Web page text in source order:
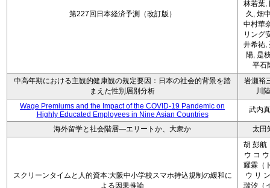
第227回日本経済予測（改訂版）
林若葉,
久, 畑
中村華
リング
井希祐,
陽, 是
平石
中高年期における主観的健康観の規定要因：日本の社会的背景を踏
まえた性別層別分析
岩瀬裕
川
Wage Premiums and the Impact of the COVID‑19 Pandemic on
Highly Educated Employees in Nine Asian Countries
武内
海外留学と社会階層―エリートか、大衆か 太田
スクリーンタイムと人的資本:大阪中小学校スマホ持込規制の緩和に
よる因果推論
胡 彭航
ウ コ
耀霖（
ウ リ
瑞汐（